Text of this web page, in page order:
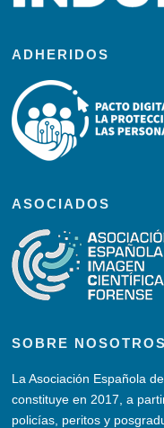
ADHERIDOS
ASOCIADOS
SOBRE NOSOTROS
La Asociación Española
constituye en 2017, a
policías, peritos y